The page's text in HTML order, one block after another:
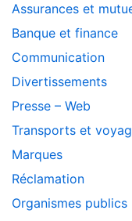
Assurances et
Banque et finance
Communication
Divertissements
Presse – Web
Transports et
Marques
Réclamation
Organismes publics